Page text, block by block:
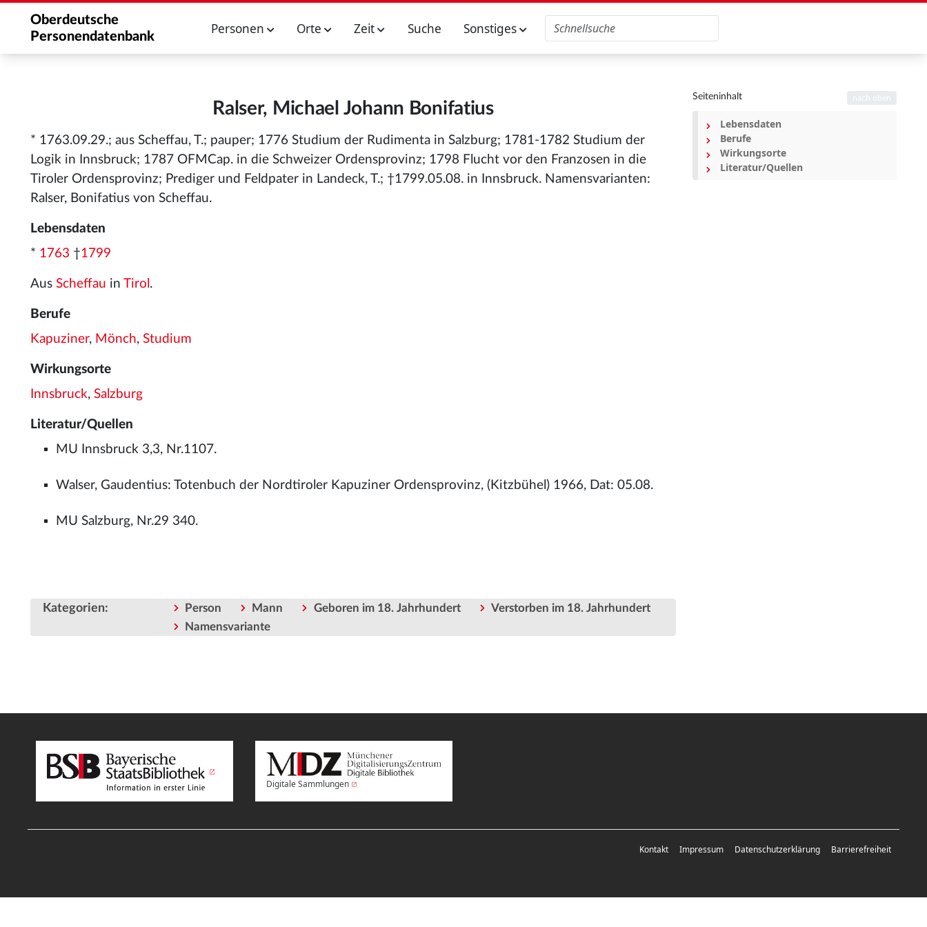
Oberdeutsche
Personendatenbank
Personen Orte Zeit Suche Sonstiges
Ralser, Michael Johann Bonifatius
* 1763.09.29.; aus Scheffau, T.; pauper; 1776 Studium der Rudimenta in Salzburg; 1781-1782 Studium der
Logik in Innsbruck; 1787 OFMCap. in die Schweizer Ordensprovinz; 1798 Flucht vor den Franzosen in die
Tiroler Ordensprovinz; Prediger und Feldpater in Landeck, T.; †1799.05.08. in Innsbruck. Namensvarianten:
Ralser, Bonifatius von Scheffau.
Lebensdaten
* 1763 †1799
Aus Scheffau in Tirol .
Berufe
Kapuziner, Mönch, Studium
Wirkungsorte
Innsbruck, Salzburg
Literatur/Quellen
MU Innsbruck 3,3, Nr.1107.
Walser, Gaudentius: Totenbuch der Nordtiroler Kapuziner Ordensprovinz, (Kitzbühel) 1966, Dat: 05.08.
MU Salzburg, Nr.29 340.
Kategorien: Person Mann Geboren im 18. Jahrhundert
Verstorben im 18. Jahrhundert
Namensvariante
Seiteninhalt
Lebensdaten
Berufe
Wirkungsorte
Literatur/Quellen
Digitale Sammlungen
Kontakt Impressum Datenschutzerklärung Barrierefreiheit